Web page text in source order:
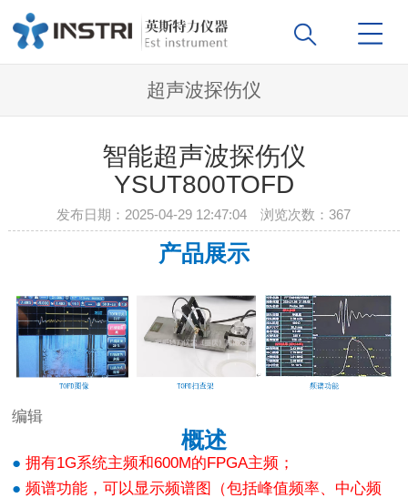
超声波探伤仪
智能超声波探伤仪
YSUT800TOFD
发布日期：2025-04-29 12:47:04 浏览次数：367
产品展示
编辑
概述
●拥有1G系统主频和600M的FPGA主频；
●频谱功能，可以显示频谱图（包括峰值频率、中心频